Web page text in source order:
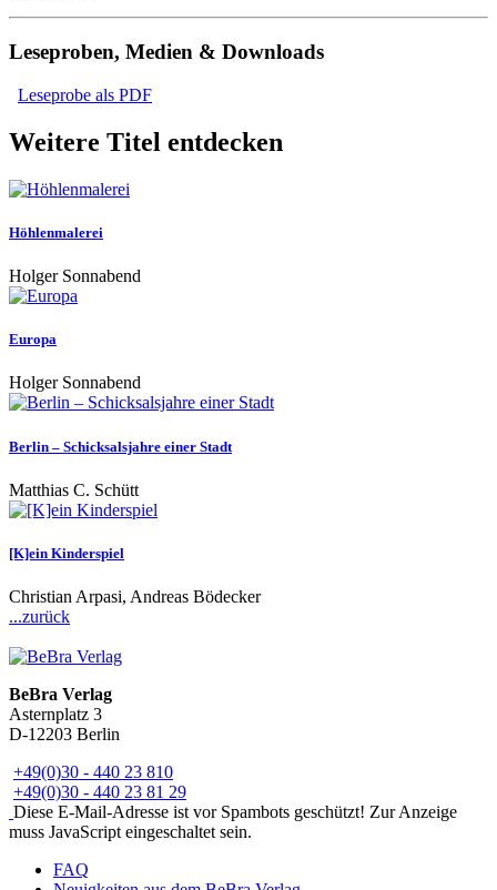
Leseproben, Medien & Downloads
Leseprobe als PDF
Weitere Titel entdecken
Höhlenmalerei
Holger Sonnabend
Europa
Holger Sonnabend
Berlin – Schicksalsjahre einer Stadt
Matthias C. Schütt
[K]ein Kinderspiel
Christian Arpasi, Andreas Bödecker
...zurück
BeBra Verlag
Asternplatz 3
D-12203 Berlin
+49(0)30 - 440 23 810
+49(0)30 - 440 23 81 29
Diese E-Mail-Adresse ist vor Spambots geschützt! Zur Anzeige
muss JavaScript eingeschaltet sein.
FAQ